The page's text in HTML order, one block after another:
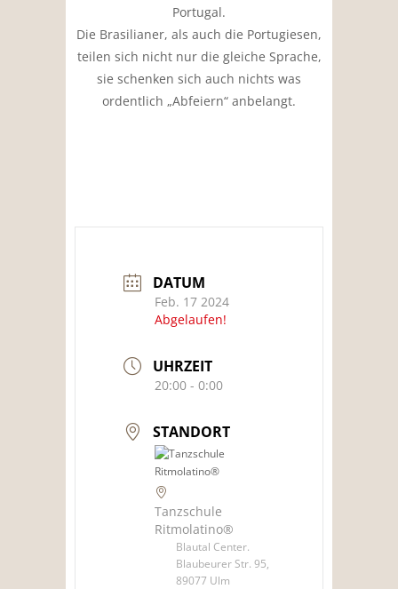
Portugal.
Die Brasilianer, als auch die Portugiesen,
teilen sich nicht nur die gleiche Sprache,
sie schenken sich auch nichts was
ordentlich „Abfeiern“ anbelangt.
DATUM
Feb. 17 2024
Abgelaufen!
UHRZEIT
20:00 - 0:00
STANDORT
Tanzschule
Ritmolatino®
Blautal Center.
Blaubeurer Str. 95,
89077 Ulm